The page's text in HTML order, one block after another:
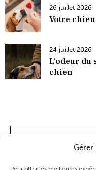
Gérer
26 juillet 2026
Votre
24 juillet 2026
L’odeur
chien